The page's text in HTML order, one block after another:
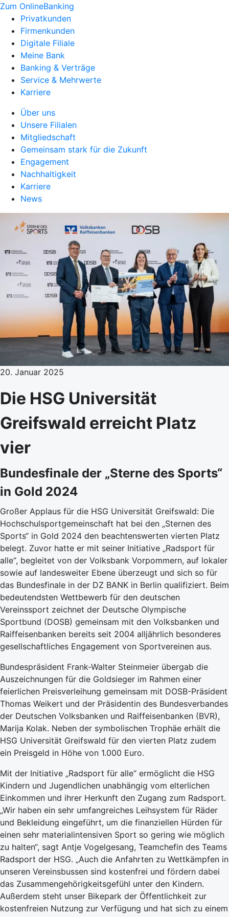
Zum OnlineBanking
Privatkunden
Firmenkunden
Digitale Filiale
Meine Bank
Banking & Verträge
Service & Mehrwerte
Karriere
Über uns
Unsere Filialen
Mitgliedschaft
Gemeinsam stark für die Zukunft
Engagement
Nachhaltigkeit
Karriere
News
20. Januar 2025
Die HSG Universität
Greifswald erreicht Platz
vier
Bundesfinale der „Sterne des Sports“
in Gold 2024
Großer Applaus für die HSG Universität Greifswald: Die
Hochschulsportgemeinschaft hat bei den „Sternen des
Sports“ in Gold 2024 den beachtenswerten vierten Platz
belegt. Zuvor hatte er mit seiner Initiative „Radsport für
alle“, begleitet von der Volksbank Vorpommern, auf lokaler
sowie auf landesweiter Ebene überzeugt und sich so für
das Bundesfinale in der DZ BANK in Berlin qualifiziert. Beim
bedeutendsten Wettbewerb für den deutschen
Vereinssport zeichnet der Deutsche Olympische
Sportbund (DOSB) gemeinsam mit den Volksbanken und
Raiffeisenbanken bereits seit 2004 alljährlich besonderes
gesellschaftliches Engagement von Sportvereinen aus.
Bundespräsident Frank-Walter Steinmeier übergab die
Auszeichnungen für die Goldsieger im Rahmen einer
feierlichen Preisverleihung gemeinsam mit DOSB-Präsident
Thomas Weikert und der Präsidentin des Bundesverbandes
der Deutschen Volksbanken und Raiffeisenbanken (BVR),
Marija Kolak. Neben der symbolischen Trophäe erhält die
HSG Universität Greifswald für den vierten Platz zudem
ein Preisgeld in Höhe von 1.000 Euro.
Mit der Initiative „Radsport für alle“ ermöglicht die HSG
Kindern und Jugendlichen unabhängig vom elterlichen
Einkommen und ihrer Herkunft den Zugang zum Radsport.
„Wir haben ein sehr umfangreiches Leihsystem für Räder
und Bekleidung eingeführt, um die finanziellen Hürden für
einen sehr materialintensiven Sport so gering wie möglich
zu halten“, sagt Antje Vogelgesang, Teamchefin des Teams
Radsport der HSG. „Auch die Anfahrten zu Wettkämpfen in
unseren Vereinsbussen sind kostenfrei und fördern dabei
das Zusammengehörigkeitsgefühl unter den Kindern.
Außerdem steht unser Bikepark der Öffentlichkeit zur
kostenfreien Nutzung zur Verfügung und hat sich zu einem